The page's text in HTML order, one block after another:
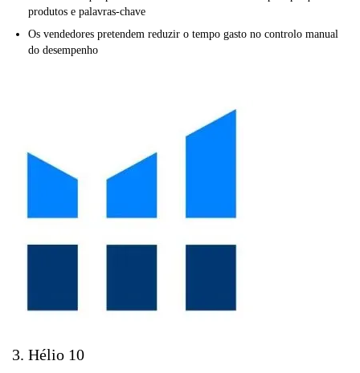
produtos e palavras-chave
Os vendedores pretendem reduzir o tempo gasto no controlo manual
do desempenho
3. Hélio 10